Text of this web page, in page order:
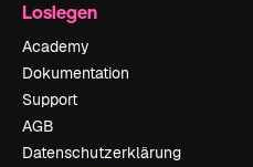
Loslegen
Academy
Dokumentation
Support
AGB
Datenschutzerklärung